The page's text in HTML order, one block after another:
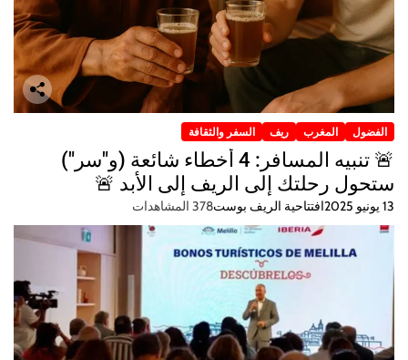
الفضول المغرب ريف السفر والثقافة
🚨 تنبيه المسافر: 4 أخطاء شائعة (و"سر")
ستحول رحلتك إلى الريف إلى الأبد 🚨
13 يونيو 2025 افتتاحية الريف بوست378 المشاهدات